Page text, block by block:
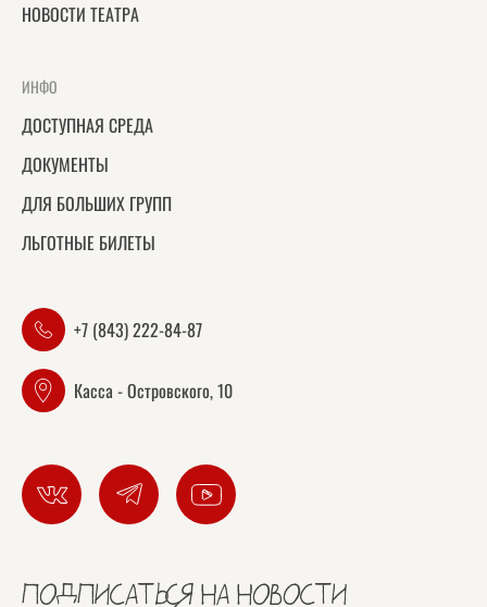
НОВОСТИ ТЕАТРА
ИНФО
ДОСТУПНАЯ СРЕДА
ДОКУМЕНТЫ
ДЛЯ БОЛЬШИХ ГРУПП
ЛЬГОТНЫЕ БИЛЕТЫ
+7 (843) 222-84-87
Касса - Островского, 10
ПОДПИСАТЬСЯ НА НОВОСТИ